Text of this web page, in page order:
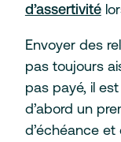
d’assertivité
Envoyer des
pas toujours
pas payé, il
d’abord un
d’échéance